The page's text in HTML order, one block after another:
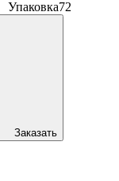
Упаковка72
Заказать